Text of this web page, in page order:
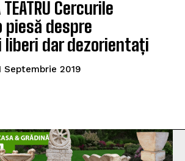
TEATRU Cercurile
despre
liberi dar dezorientați
Septembrie 2019